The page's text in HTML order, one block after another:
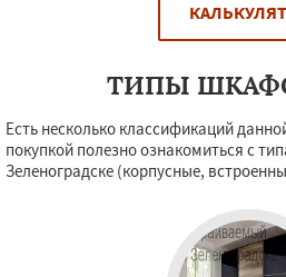
ТИПЫ
Есть несколько классификаций
покупкой полезно ознакомиться с
Зеленоградске (корпусные,